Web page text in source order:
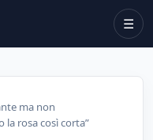
☰
ma non
la rosa così corta”